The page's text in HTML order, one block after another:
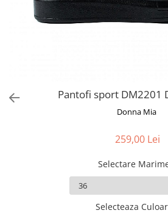
Pantofi sport DM2201
Donna Mia
259,00 Lei
Selectare
Selecteaza